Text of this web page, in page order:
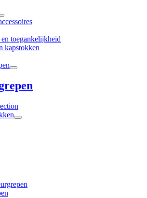
toegankelijkheid
kapstokken